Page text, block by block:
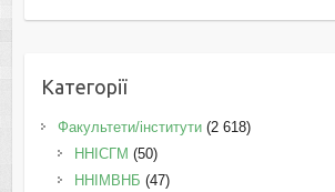
Категорії
Факультети/інститути(2 618)
ННІСГМ (50)
ННІМВНБ (47)